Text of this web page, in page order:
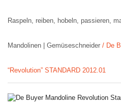
Raspeln, reiben, hobeln, passieren,
Mandolinen | Gemüseschneider / De
“Revolution” STANDARD 2012.01